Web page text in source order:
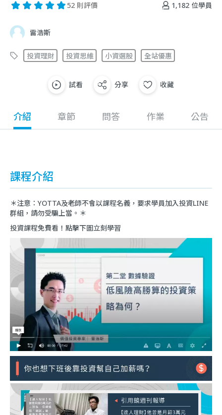
1,182 位學員
52 則評價
雷浩斯
投資理財 投資思維 小資選股 全站優惠
試看 分享 收藏
介紹 章節 問答 作業 公告
課程介紹
＊注意：YOTTA及老師不會以課程名義，要求學員加入投資LINE
群組，請勿受騙上當。＊
投資課程免費看！點擊下圖立刻學習